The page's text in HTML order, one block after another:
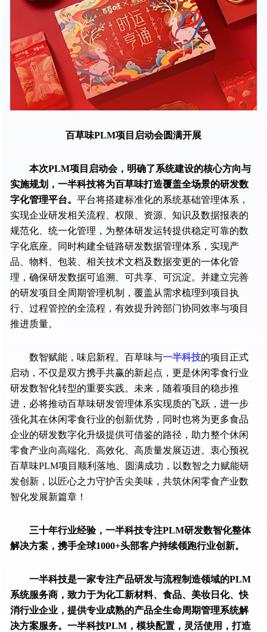
百草味PLM项目启动会圆满开展
本次PLM项目启动会，明确了系统建设的核心方向与
实施规划，一半科技将为百草味打造覆盖全场景的研发数
字化管理平台。 平台将搭建标准化的系统基础管理体系，
实现企业研发相关流程、权限、资源、知识及数据报表的
规范化、统一化管理，为整体研发运转提供稳定可靠的数
字化底座。同时构建全链路研发数据管理体系，实现产
品、物料、包装、相关技术文档及数据变更的一体化管
理，确保研发数据可追溯、可共享、可沉淀。并建立完善
的研发项目全周期管理机制，覆盖从需求梳理到项目执
行、过程管控的全流程，有效提升跨部门协同效率与项目
推进质量。
数智赋能，味启新程。百草味与一半科技的项目正式
启动，不仅是双方携手共赢的新起点，更是休闲零食行业
研发数智化转型的重要实践。未来，随着项目的稳步推
进，必将推动百草味研发管理体系实现质的飞跃，进一步
强化其在休闲零食行业的创新优势，同时也将为更多食品
企业的研发数字化升级提供可借鉴的路径，助力整个休闲
零食产业向高端化、高效化、高质量发展迈进。衷心预祝
百草味PLM项目顺利落地、圆满成功，以数智之力赋能研
发创新，以匠心之力守护舌尖美味，共筑休闲零食产业数
智化发展新篇章！
三十年行业经验，一半科技专注PLM研发数智化整体
解决方案，携手全球1000+头部客户持续领跑行业创新。
一半科技是一家专注产品研发与流程制造领域的PLM
系统服务商，致力于为化工新材料、食品、美妆日化、快
消行业企业，提供专业成熟的产品全生命周期管理系统解
决方案服务。一半科技PLM，模块配置，灵活使用，打造